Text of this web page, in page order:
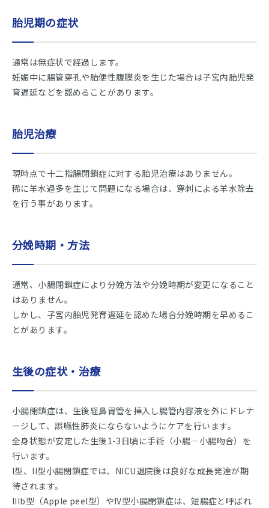
胎児期の症状
通常は無症状で経過します。
妊娠中に腸管穿孔や胎便性腹膜炎を生じた場合は子宮内胎児発
育遅延などを認めることがあります。
胎児治療
現時点で十二指腸閉鎖症に対する胎児治療はありません。
稀に羊水過多を生じて問題になる場合は、穿刺による羊水除去
を行う事があります。
分娩時期・方法
通常、小腸閉鎖症により分娩方法や分娩時期が変更になること
はありません。
しかし、子宮内胎児発育遅延を認めた場合分娩時期を早めるこ
とがあります。
生後の症状・治療
小腸閉鎖症は、生後経鼻胃管を挿入し腸管内容液を外にドレナ
ージして、誤嚥性肺炎にならないようにケアを行います。
全身状態が安定した生後1-3日頃に手術（小腸―小腸吻合）を
行います。
I型、II型小腸閉鎖症では、NICU退院後は良好な成長発達が期
待されます。
IIIb型（Apple peel型）やIV型小腸閉鎖症は、短腸症と呼ばれ